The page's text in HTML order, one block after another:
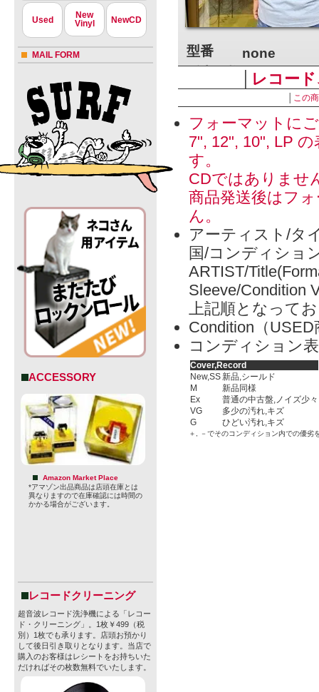
Used
New
Vinyl
NewCD
MAIL FORM
ACCESSORY
Amazon Market Place
*アマゾン出品商品は店頭在庫とは
異なりますので在庫確認には時間の
かかる場合がございます。
レコードクリーニング
超音波レコード洗浄機による「レコー
ド・クリーニング」。1枚￥499（税
別）1枚でも承ります。店頭お預かり
して後日引き取りとなります。当店で
購入のお客様はレシートをお持ちいた
だければその枚数無料でいたします。
型番
none
-
sold out
» 特定商取引法に
レコー
この
フォーマットに
7", 12", 10", LP
す。
CDではありませ
商品発送後はフ
ん。
アーティスト/タ
国/コンディショ
ARTIST/
Sleeve/Condition
上記順となって
Condition（
コンディション
Cover,Record
New,SS新品,シールド
M
新品同様
Ex
普通の中古盤,ノイズ少々
VG
多少の汚れ,キズ
G
ひどい汚れ,キズ
＋, －でそのコンディション内での優劣